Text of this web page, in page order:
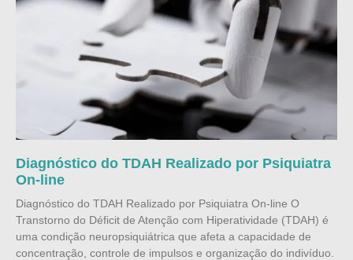
Diagnóstico do TDAH Realizado por Psiquiatra
On-line
Diagnóstico do TDAH Realizado por Psiquiatra On-line O
Transtorno do Déficit de Atenção com Hiperatividade (TDAH) é
uma condição neuropsiquiátrica que afeta a capacidade de
concentração, controle de impulsos e organização do indivíduo.